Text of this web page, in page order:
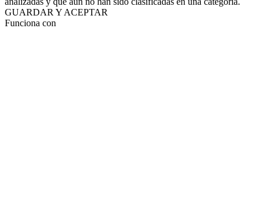
GUARDAR Y ACEPTAR
Funciona con